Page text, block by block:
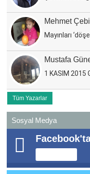
Mehmet Çebi
Mayınları
Mustafa
1 KASIM 2015
Tüm Yazarlar
Sosyal Medya